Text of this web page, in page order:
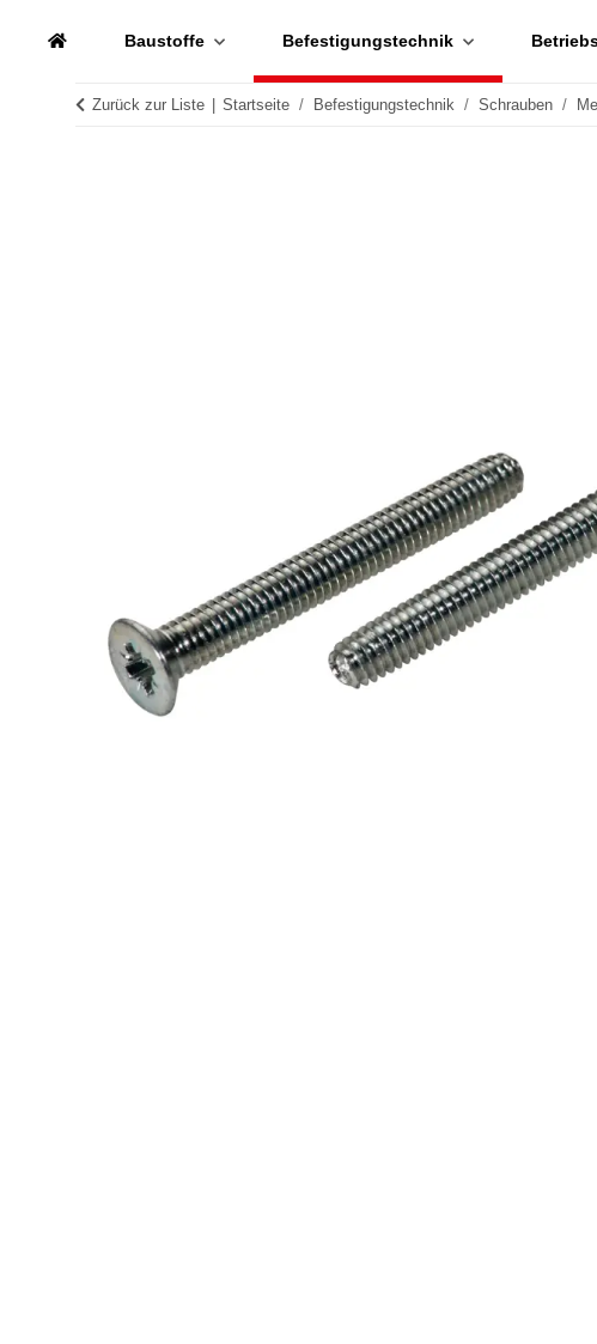
Baustoffe Befestigungstechnik
Zurück zur Liste Startseite Befestigungstechnik Schrauben